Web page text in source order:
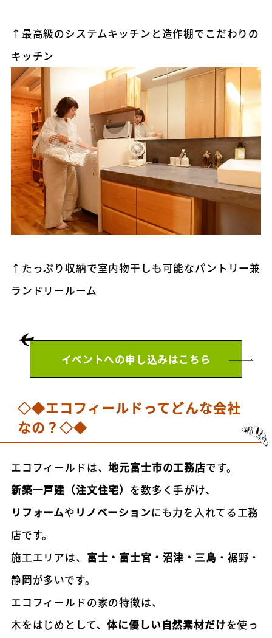
↑最高級のシステムキッチンと造作棚でこだわりの
キッチン
↑たっぷり収納で室内物干しも可能なパントリー兼
ランドリールーム
イベントへの申し込みはこちら
◇◆エコフィールドってどんな会社
なの？◇◆
エコフィールドは、地元富士市の工務店です。
新築一戸建（注文住宅） を数多く手がけ、
リフォームや リノベーションにも力を入れてる工務
店です。
施工エリアは、 富士・富士宮・沼津・三島 ・裾野・
静岡が多いです。
エコフィールドの家の特徴は、
木をはじめとして、体に優しい自然素材だけを使っ